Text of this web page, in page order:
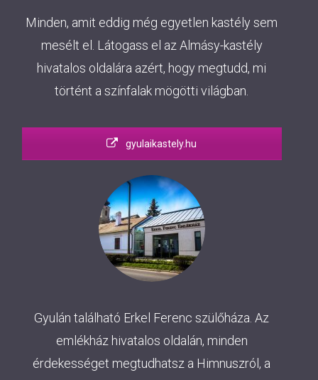
Minden, amit eddig még egyetlen kastély sem
mesélt el. Látogass el az Almásy-kastély
hivatalos oldalára azért, hogy megtudd, mi
történt a színfalak mögötti világban.
gyulaikastely.hu
Gyulán található Erkel Ferenc szülőháza. Az
emlékház hivatalos oldalán, minden
érdekességet megtudhatsz a Himnuszról, a